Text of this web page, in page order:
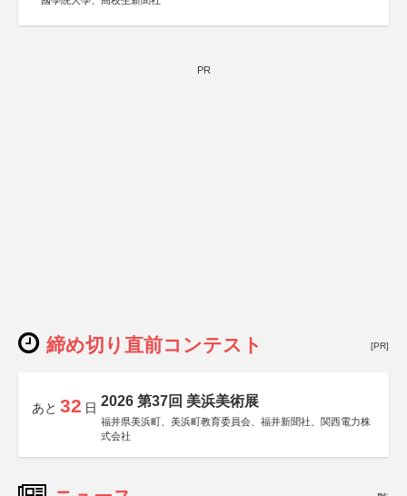
PR
締め切り直前コンテスト [PR]
あと 32 日 2026 第37回 美浜美術展
福井県美浜町、美浜町教育委員会、福井新聞社、関西電力株
式会社